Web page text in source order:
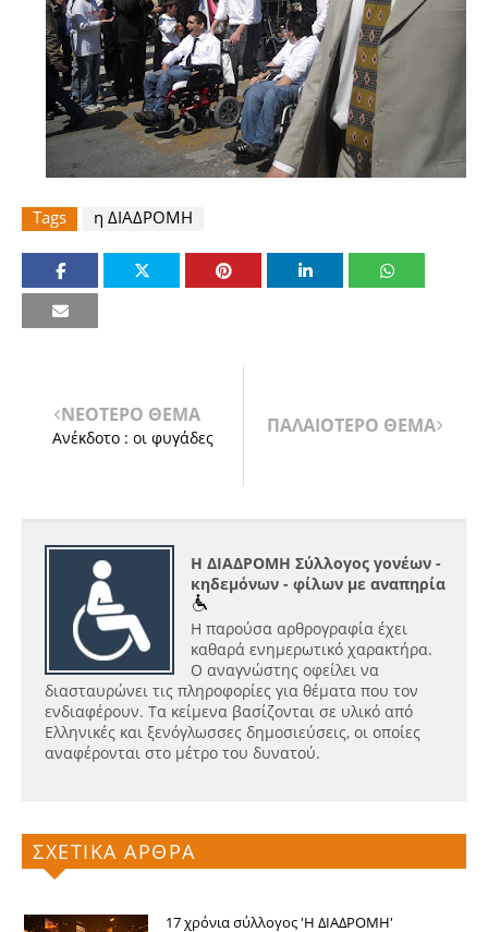
Tags η ΔΙΑΔΡΟΜΗ
ΝΕΟΤΕΡΟ ΘΕΜΑ
Ανέκδοτο : οι φυγάδες
ΠΑΛΑΙΟΤΕΡΟ ΘΕΜΑ
Η ΔΙΑΔΡΟΜΗ Σύλλογος γονέων -
κηδεμόνων - φίλων με αναπηρία
Η παρούσα αρθρογραφία έχει
καθαρά ενημερωτικό χαρακτήρα.
Ο αναγνώστης οφείλει να
διασταυρώνει τις πληροφορίες για θέματα που τον
ενδιαφέρουν. Τα κείμενα βασίζονται σε υλικό από
Ελληνικές και ξενόγλωσσες δημοσιεύσεις, οι οποίες
αναφέρονται στο μέτρο του δυνατού.
ΣΧΕΤΙΚΑ ΑΡΘΡΑ
17 χρόνια σύλλογος 'Η ΔΙΑΔΡΟΜΗ'